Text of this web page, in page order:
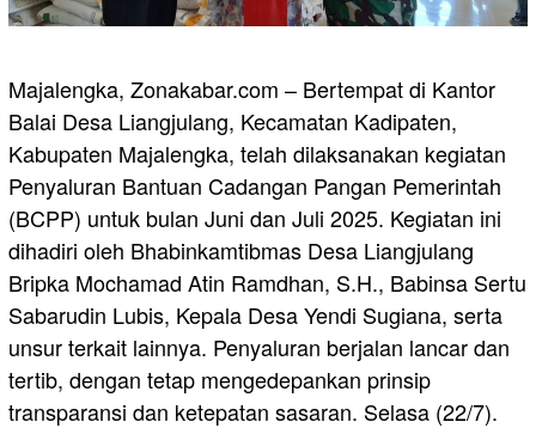
Majalengka, Zonakabar.com – Bertempat di Kantor
Balai Desa Liangjulang, Kecamatan Kadipaten,
Kabupaten Majalengka, telah dilaksanakan kegiatan
Penyaluran Bantuan Cadangan Pangan Pemerintah
(BCPP) untuk bulan Juni dan Juli 2025. Kegiatan ini
dihadiri oleh Bhabinkamtibmas Desa Liangjulang
Bripka Mochamad Atin Ramdhan, S.H., Babinsa Sertu
Sabarudin Lubis, Kepala Desa Yendi Sugiana, serta
unsur terkait lainnya. Penyaluran berjalan lancar dan
tertib, dengan tetap mengedepankan prinsip
transparansi dan ketepatan sasaran. Selasa (22/7).